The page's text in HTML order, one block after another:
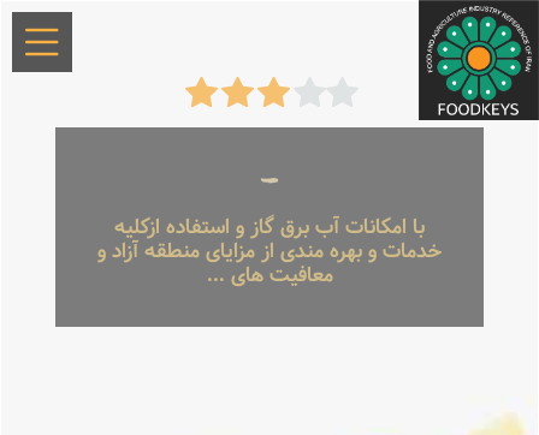
-
با امکانات آب برق گاز و استفاده ازکلیه
خدمات و بهره مندی از مزایای منطقه آزاد و
معافیت های ...